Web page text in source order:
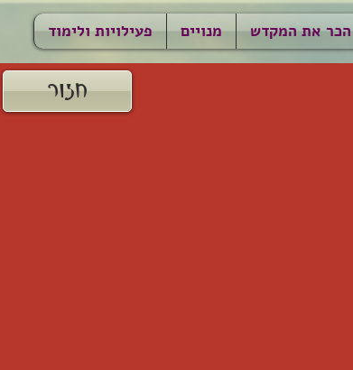
הכר את המקדש מנויים פעילויות ולימוד
חזור